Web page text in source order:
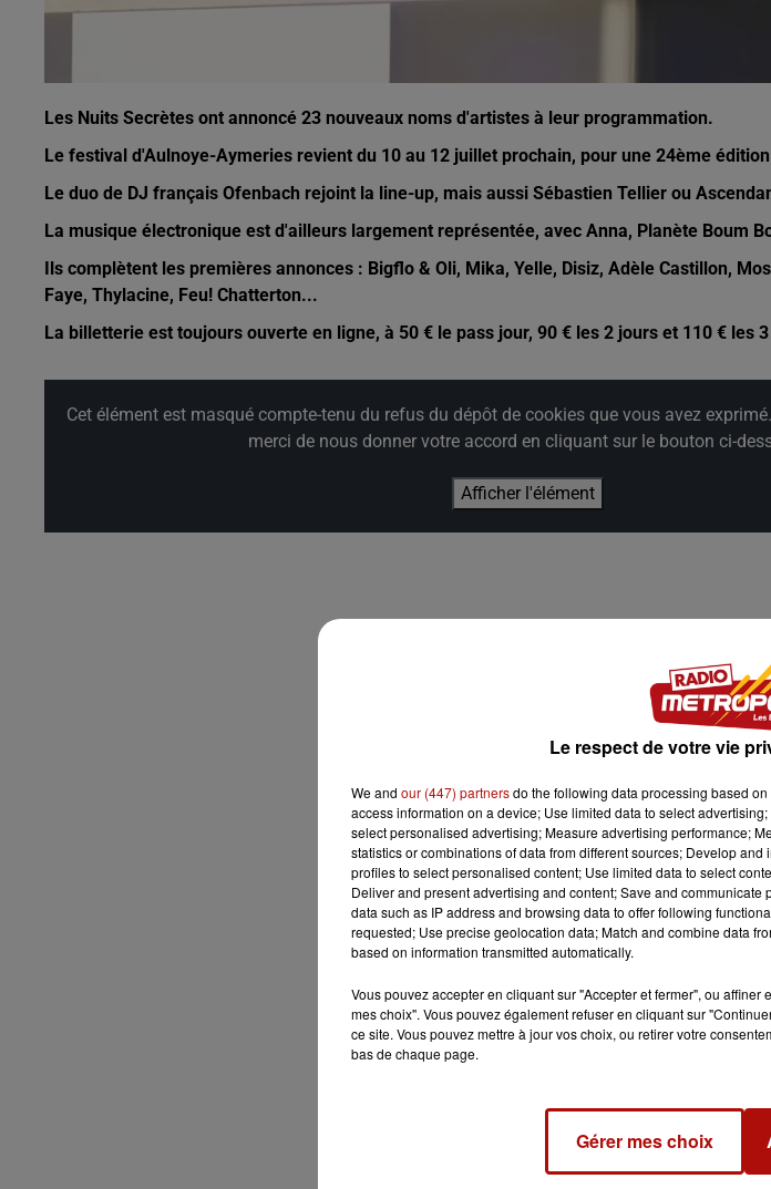
Les Nuits Secrètes ont annoncé 23 nouveaux noms d'artistes à leur programmation.
Le festival d'Aulnoye-Aymeries revient du 10 au 12 juillet prochain, pour une 24ème
Le duo de DJ français Ofenbach rejoint la line-up, mais aussi Sébastien Tellier ou
La musique électronique est d'ailleurs largement représentée, avec Anna, Planète Boum
Ils complètent les premières annonces : Bigflo & Oli, Mika, Yelle, Disiz, Adèle Castillon,
Faye, Thylacine, Feu! Chatterton...
La billetterie est toujours ouverte en ligne, à 50 € le pass jour, 90 € les 2 jours et 110 € les
Cet élément est masqué compte-tenu du refus du dépôt de cookies que vous avez
merci de nous donner votre accord en cliquant sur le bouton ci-
Afficher l'élément
Le respect de votre vie
We and our (447) partnersdo the following data processing based
access information on a device; Use limited data to select
select personalised advertising; Measure advertising performance;
statistics or combinations of data from different sources; Develop
profiles to select personalised content; Use limited data to select
Deliver and present advertising and content; Save and
data such as IP address and browsing data to offer following
requested; Use precise geolocation data; Match and combine data
based on information transmitted automatically.
Vous pouvez accepter en cliquant sur "Accepter et fermer", ou
mes choix". Vous pouvez également refuser en cliquant sur
ce site. Vous pouvez mettre à jour vos choix, ou retirer votre
bas de chaque page.
Gérer mes choix